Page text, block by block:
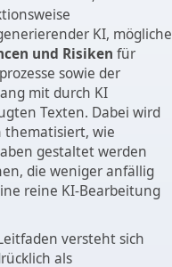
KI, mögliche
und Risiken für
sowie der
mit durch KI
Texten. Dabei wird
thematisiert, wie
gestaltet werden
die weniger anfällig
reine KI-Bearbeitung
versteht sich
als